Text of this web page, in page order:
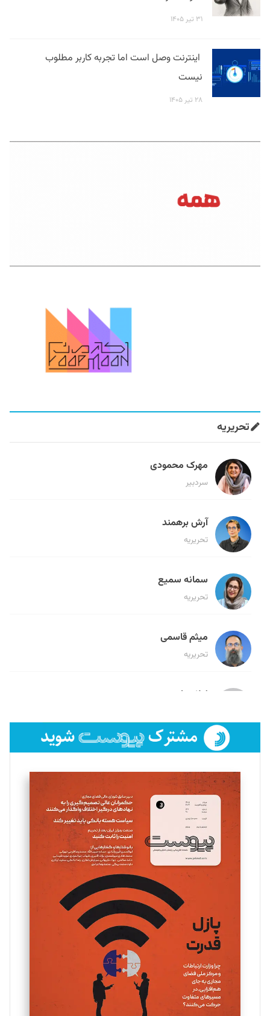
۳۱ تیر ۱۴۰۵
اینترنت وصل است اما تجربه کاربر مطلوب
نیست
۲۸ تیر ۱۴۰۵
تحریریه
مهرک محمودی
سردبیر
آرش برهمند
تحریریه
سمانه سمیع
تحریریه
میثم قاسمی
تحریریه
لیلا حنارود
فائزه فتحی رستمی
تحریریه
سروش کرمیان
تحریریه
مینا پاکدل
یسنا امان‌پور
تحریریه
ملینا جعفری
تحریریه